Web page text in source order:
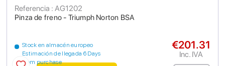
Pinza de freno - Triumph Norton BSA
Referencia : AG1202
Stock en almacén europeo
Estimación de llegada 6 Days
from purchase
€201.31
Inc. IVA